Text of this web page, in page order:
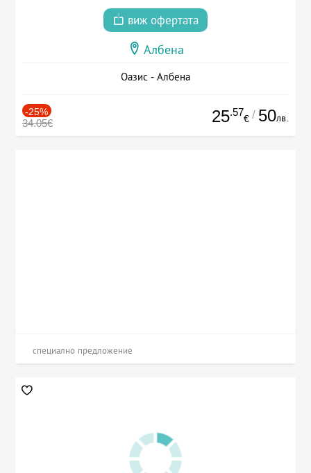
виж офертата
Албена
Оазис - Албена
-25%
34.05€ 25.57
€ / 50лв.
специално предложение